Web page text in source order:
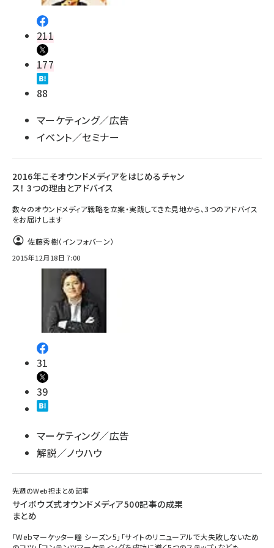
211
177
88
マーケティング／広告
イベント／セミナー
2016年こそオウンドメディアをはじめるチャン
ス！ 3つの理由とアドバイス
数々のオウンドメディア戦略を立案・実践してきた見地から、3つのアドバイス
をお届けします
佐藤秀樹（インフォバーン）
2015年12月18日 7:00
31
39
マーケティング／広告
解説／ノウハウ
先週のWeb担まとめ記事
サイボウズ式オウンドメディア500記事の成果
まとめ
「Webマーケッター瞳 シーズン5」「サイトのリニューアルで大失敗しないため